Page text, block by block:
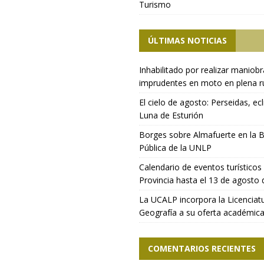
Turismo
ÚLTIMAS NOTICIAS
Inhabilitado por realizar
imprudentes en moto en plena
El cielo de agosto: Perseidas,
Luna de Esturión
Borges sobre Almafuerte en la
Pública de la UNLP
Calendario de eventos turísticos
Provincia hasta el 13 de agosto
La UCALP incorpora la
Geografía a su oferta
COMENTARIOS RECIENTES